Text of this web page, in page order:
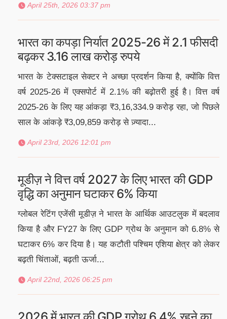
April 25th, 2026 03:37 pm
भारत का कपड़ा निर्यात 2025-26 में 2.1 फीसदी
बढ़कर 3.16 लाख करोड़ रुपये
भारत के टेक्सटाइल सेक्टर ने अच्छा प्रदर्शन किया है, क्योंकि वित्त
वर्ष 2025-26 में एक्सपोर्ट में 2.1% की बढ़ोतरी हुई है। वित्त वर्ष
2025-26 के लिए यह आंकड़ा ₹3,16,334.9 करोड़ रहा, जो पिछले
साल के आंकड़े ₹3,09,859 करोड़ से ज़्यादा...
April 23rd, 2026 12:01 pm
मूडीज़ ने वित्त वर्ष 2027 के लिए भारत की GDP
वृद्धि का अनुमान घटाकर 6% किया
ग्लोबल रेटिंग एजेंसी मूडीज़ ने भारत के आर्थिक आउटलुक में बदलाव
किया है और FY27 के लिए GDP ग्रोथ के अनुमान को 6.8% से
घटाकर 6% कर दिया है। यह कटौती पश्चिम एशिया क्षेत्र को लेकर
बढ़ती चिंताओं, बढ़ती ऊर्जा...
April 22nd, 2026 06:25 pm